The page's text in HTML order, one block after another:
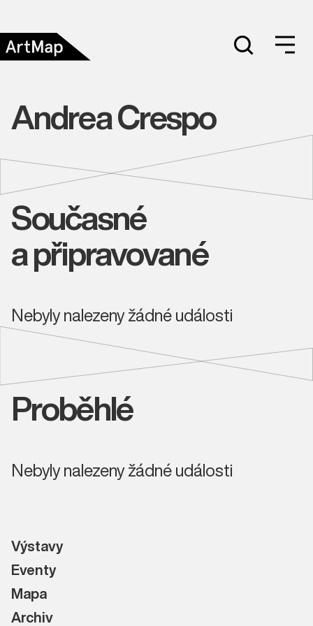
Andrea Crespo
Současné
a připravované
Nebyly nalezeny žádné události
Proběhlé
Nebyly nalezeny žádné události
Výstavy
Eventy
Mapa
Archiv